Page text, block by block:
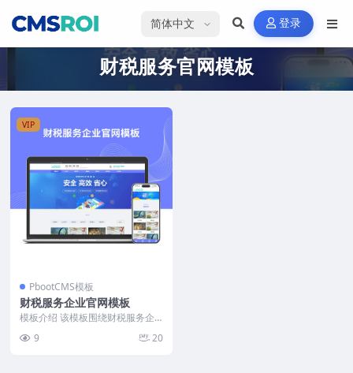
选择语言 登录
财税服务官网模板
VIP
PbootCMS模板
财税服务企业官网模板
模板介绍 该模板围绕财税服务企
清晰、功能分区合理。...
9 20